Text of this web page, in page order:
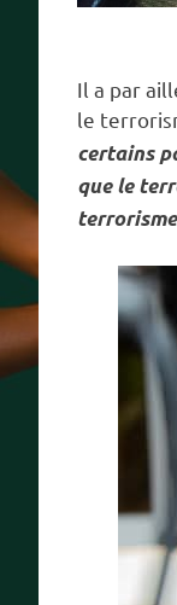
Il a par
le
certains
que le